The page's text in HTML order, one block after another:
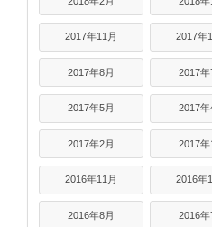
2017年11月 2017年
2017年8月 2017年
2017年5月 2017年
2017年2月 2017年
2016年11月 2016年
2016年8月 2016年